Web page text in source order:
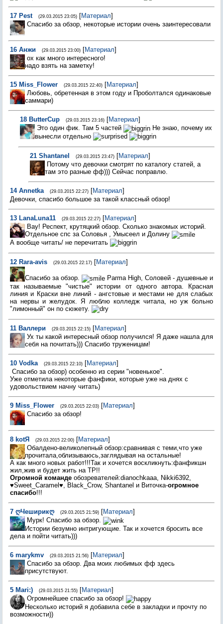
17 Pest (29.03.2015 23:05) [Материал]
Спасибо за обзор, некоторые истории очень заинтересовали
16 Анжи (29.03.2015 23:00) [Материал]
ох как много интересного!
надо взять на заметку!
15 Miss_Flower (29.03.2015 22:40) [Материал]
Любовь, обретенная в этом году и Проболтался одинаковые
саммари)
18 ButterCup (29.03.2015 23:16) [Материал]
Это один фик. Там 5 частей
Не знаю, почему их
вынесли отдельно
21 Shantanel (29.03.2015 23:47) [Материал]
Потому что девочки смотрят по каталогу статей, а
там это разные фф))) Сейчас поправлю.
14 Annetka (29.03.2015 22:27) [Материал]
Девочки, спасибо большое за такой классный обзор!
13 LanaLuna11 (29.03.2015 22:27) [Материал]
Вау! Респект, крутяцкий обзор. Сколько знакомых историй.
Отдельное спс за Соловья , Умысеел и Долину
А вообще читать/ не перечитать
12 Rara-avis (29.03.2015 22:17) [Материал]
Спасибо за обзор.
Parma High, Соловей - душевные и
так называемые "чистые" истории от одного автора. Красная
линия и Краски вне линий - ангстовые и местами не для слабых
на нервы и желудок. Я люблю колледж читала, но уж больно
"лимонный" он по сюжету.
11 Валлери (29.03.2015 22:15) [Материал]
Ух ты какой интересный обзор получился! Я даже нашла для
себя на почитать))) Спасибо труженицам!
10 Vodka (29.03.2015 22:10) [Материал]
Спасибо за обзор) особенно из серии "новенькое".
Уже отметила некоторые фанфики, которые уже на днях с
удовольствием начну читать)
9 Miss_Flower (29.03.2015 22:03) [Материал]
Спасибо за обзор!
8 kotЯ (29.03.2015 22:00) [Материал]
Обалдено-великолепный обзор:сравнивая с теми,что уже
прочитала,облизываюсь,заглядывая на остальные!
А как много новых работ!!!Так и хочется воскликнуть:фанфикшн
жил,жив и будет жить на ТР!!
Огромной команде обозревателей:dianochkaaa, Nikki6392,
♥Sweet_Caramel♥, Black_Crow, Shantanel и Виточка-огромное
спасибо!!!
7 ღЧеширикღ (29.03.2015 21:59) [Материал]
Мурк! Спасибо за обзор.
Истории безумно интригующие. Так и хочется бросить все
дела и пойти читать)))
6 marykmv (29.03.2015 21:56) [Материал]
Спасибо за обзор. Два моих любимых фф здесь
присутствуют.
5 Mari:) (29.03.2015 21:55) [Материал]
Огромнейшее спасибо за обзор!
Несколько историй я добавила себе в закладки и прочту по
возможности))